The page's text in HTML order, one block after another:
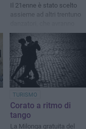
Il 21enne è stato scelto
assieme ad altri trentuno
questa grande opportunità
TURISMO
Corato a ritmo di
tango
La Milonga gratuita del